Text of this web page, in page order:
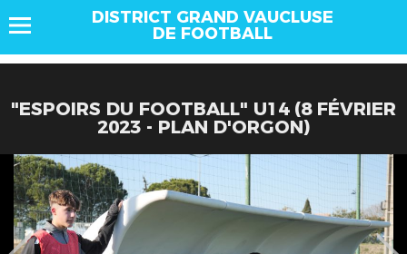
DISTRICT GRAND VAUCLUSE
DE FOOTBALL
"ESPOIRS DU FOOTBALL" U14 (8 FÉVRIER
2023 - PLAN D'ORGON)